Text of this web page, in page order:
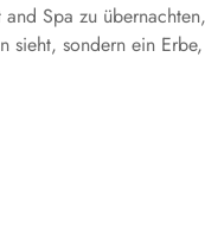
Spa zu
sondern ein